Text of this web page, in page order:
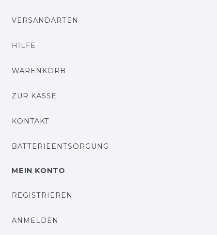
VERSANDARTEN
HILFE
WARENKORB
ZUR KASSE
KONTAKT
BATTERIEENTSORGUNG
MEIN KONTO
REGISTRIEREN
ANMELDEN